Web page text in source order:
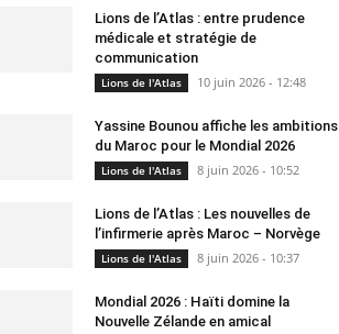
Lions de l’Atlas : entre prudence
médicale et stratégie de
communication
Lions de l'Atlas 10 juin 2026 - 12:48
Yassine Bounou affiche les ambitions
du Maroc pour le Mondial 2026
Lions de l'Atlas 8 juin 2026 - 10:52
Lions de l’Atlas : Les nouvelles de
l’infirmerie après Maroc – Norvège
Lions de l'Atlas 8 juin 2026 - 10:37
Mondial 2026 : Haïti domine la
Nouvelle Zélande en amical